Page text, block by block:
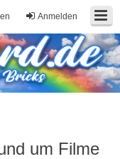
Anmelden
um Filme